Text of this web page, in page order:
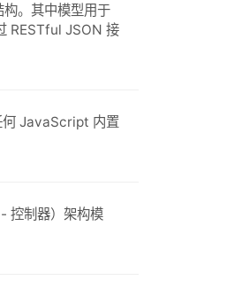
。其中模型用于
RESTful JSON 接
何 JavaScript 内置
控制器）架构模